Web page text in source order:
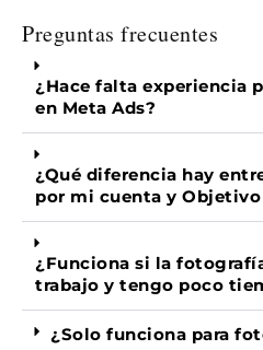
Preguntas frecuentes
¿Hace falta experiencia
en Meta Ads?
¿Qué diferencia hay
por mi cuenta y
¿Funciona si la
trabajo y tengo poco
¿Solo funciona para